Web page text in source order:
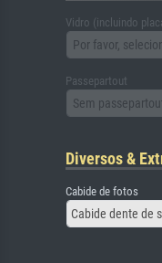
Vidro (incluindo
Por favor,
Passepartout
Sem
Diversos &
Cabide de fotos
Cabide dente de